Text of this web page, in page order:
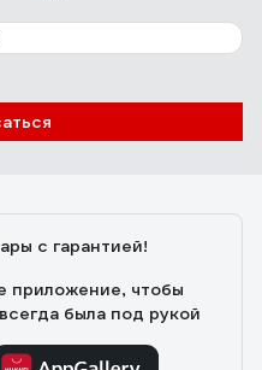
стробоскопического
ключевой, поскольку
и глаза устают.
140-BA3
24.06.2025
193 рубля!!! Мне
с гарантией!
приложение, чтобы
была под рукой